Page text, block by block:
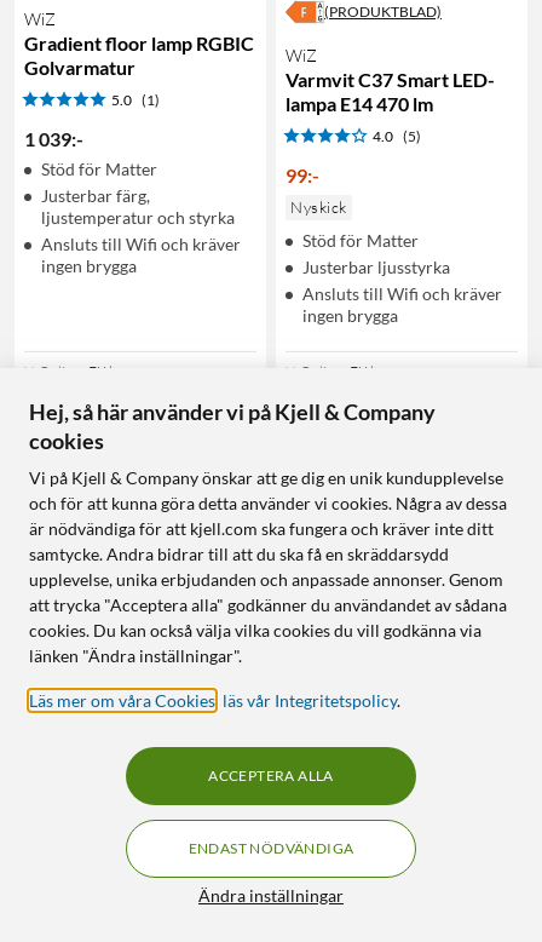
WiZ
Gradient floor lamp RGBIC
Golvarmatur
5.0 (1)
1 039:-
Stöd för Matter
Justerbar färg,
ljustemperatur och styrka
Ansluts till Wifi och kräver
ingen brygga
Online Ej i lager
(PRODUKTBLAD)
WiZ
Varmvit C37 Smart LED-
lampa E14 470 lm
4.0 (5)
99:-
Nyskick
Stöd för Matter
Justerbar ljusstyrka
Ansluts till Wifi och kräver
ingen brygga
Online Ej i lager
OUTLET
WiZ
Pole Floor Light
4.0
Stöd för Matter
Hej, så här använder vi på Kjell & Company
cookies
Vi på Kjell & Company önskar att ge dig en unik kundupplevelse
och för att kunna göra detta använder vi cookies. Några av dessa
är nödvändiga för att kjell.com ska fungera och kräver inte ditt
samtycke. Andra bidrar till att du ska få en skräddarsydd
upplevelse, unika erbjudanden och anpassade annonser. Genom
att trycka "Acceptera alla" godkänner du användandet av sådana
cookies. Du kan också välja vilka cookies du vill godkänna via
länken "Ändra inställningar".
Läs mer om våra Cookies läs vår Integritetspolicy.
Ändra inställningar
ENDAST NÖDVÄNDIGA
ACCEPTERA ALLA